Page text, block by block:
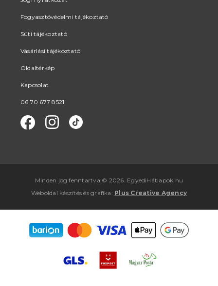
Fogyasztóvédelmi tájékoztató
Süti tájékoztató
Vásárlási tájékoztató
Oldaltérkép
Kapcsolat
06 70 677 8521
Minden jog fenntartva © 2026. EgyediHátlapok.hu
Weboldal készítés ésgrafika : Plus Creative Agency